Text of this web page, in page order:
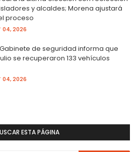
y alcaldes; Morena ajustará
proceso
04, 2026
de seguridad informa que
se recuperaron 133 vehículos
04, 2026
ESTA PÁGINA